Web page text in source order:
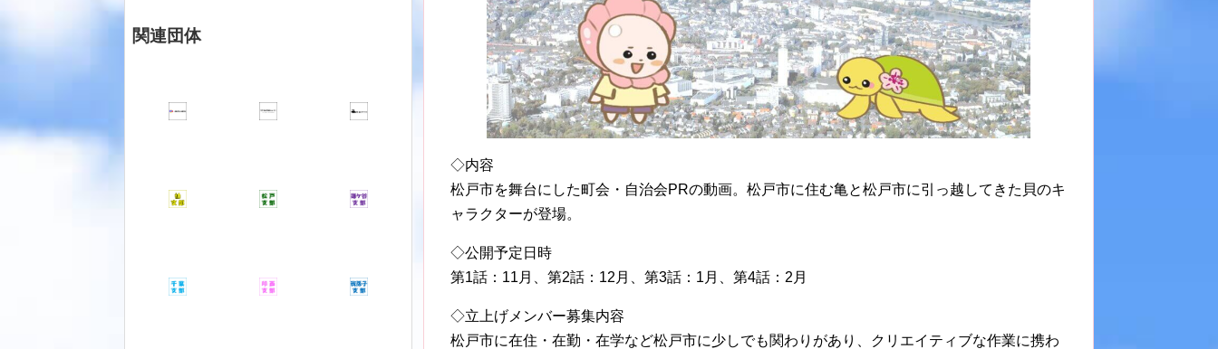
◇内容
松戸市を舞台にした町会・自治会PRの動画。松戸市に住む亀と松戸市に引っ越してきた貝のキ
ャラクターが登場。
◇公開予定日時
第1話：11月、第2話：12月、第3話：1月、第4話：2月
◇立上げメンバー募集内容
松戸市に在住・在勤・在学など松戸市に少しでも関わりがあり、クリエイティブな作業に携わ
関連団体